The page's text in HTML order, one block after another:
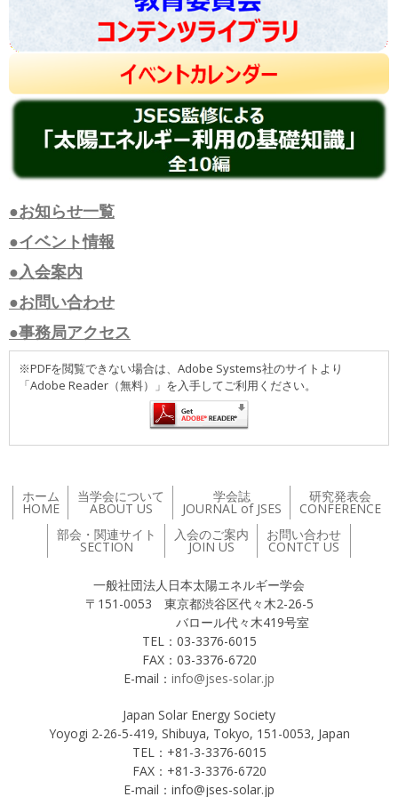
●お知らせ一覧
●イベント情報
●入会案内
●お問い合わせ
●事務局アクセス
※PDFを閲覧できない場合は、Adobe Systems社のサイトより
「Adobe Reader（無料）」を入手してご利用ください。
ホーム
HOME
当学会について
ABOUT US
学会誌
JOURNAL of JSES
研究発表会
CONFERENCE
部会・関連サイト
SECTION
入会のご案内
JOIN US
お問い合わせ
CONTCT US
一般社団法人日本太陽エネルギー学会
〒151-0053 東京都渋谷区代々木2-26-5
バロール代々木419号室
TEL：03-3376-6015
FAX：03-3376-6720
E-mail： info@jses-solar.jp
Japan Solar Energy Society
Yoyogi 2-26-5-419, Shibuya, Tokyo, 151-0053, Japan
TEL：+81-3-3376-6015
FAX：+81-3-3376-6720
E-mail：info@jses-solar.jp